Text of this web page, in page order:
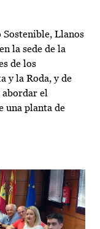
Llanos
la sede de la
de los
y la Roda, y de
abordar el
una planta de